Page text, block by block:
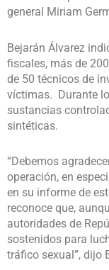
general Miriam
Bejarán Álvarez
fiscales, más de
de 50 técnicos de
víctimas. Durante
sustancias
sintéticas.
“Debemos
operación, en
en su informe de
reconoce que,
autoridades de
sostenidos para
tráfico sexual”, dijo